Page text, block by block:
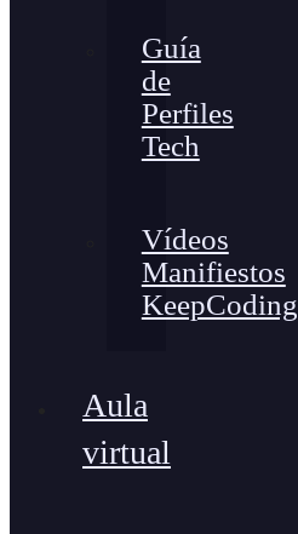
Guía
de
Perfiles
Tech
Vídeos
Manifiestos
KeepCoding
Aula
virtual